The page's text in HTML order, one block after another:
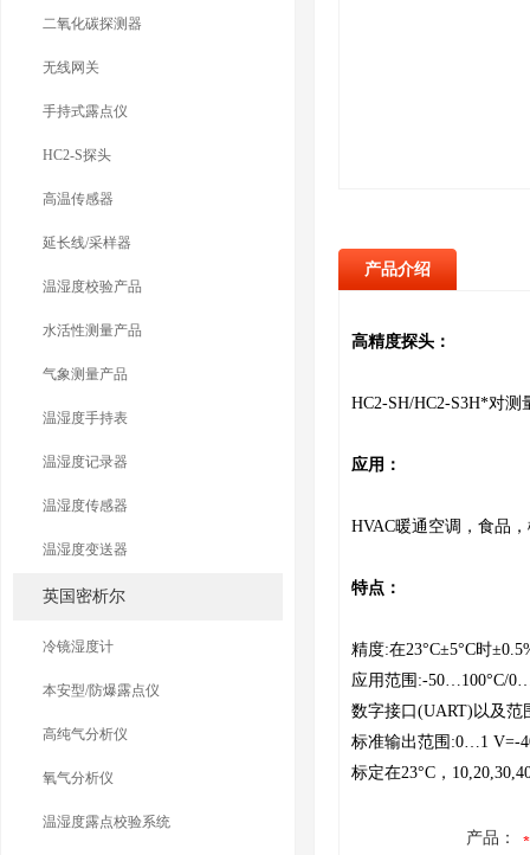
二氧化碳探测器
无线网关
手持式露点仪
HC2-S探头
高温传感器
延长线/采样器
温湿度校验产品
水活性测量产品
气象测量产品
温湿度手持表
温湿度记录器
温湿度传感器
温湿度变送器
英国密析尔
冷镜湿度计
本安型/防爆露点仪
高纯气分析仪
氧气分析仪
温湿度露点校验系统
产品介绍
高精度探头：
HC2-SH/HC2-S3H*对
应用：
HVAC暖通空调，食品
特点：
精度:在23°C±5°C时
应用范围:-50…100°C/
数字接口(UART)以及
标准输出范围:0…1 V=-
标定在23°C，
产品：